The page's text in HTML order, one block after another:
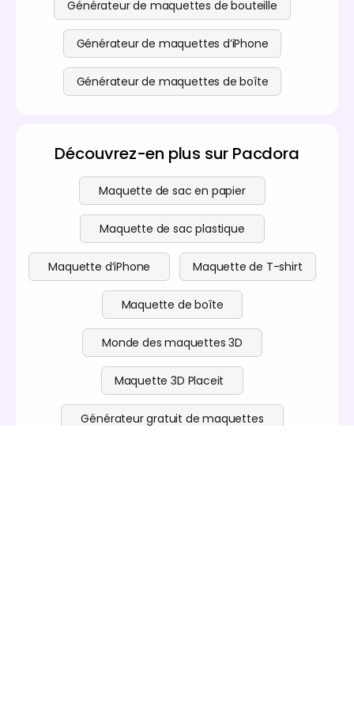
Générateur de maquettes de bouteille
Générateur de maquettes d’iPhone
Générateur de maquettes de boîte
Découvrez-en plus sur Pacdora
Maquette de sac en papier
Maquette de sac plastique
Maquette d’iPhone Maquette de T-shirt
Maquette de boîte
Monde des maquettes 3D
Maquette 3D Placeit
Générateur gratuit de maquettes